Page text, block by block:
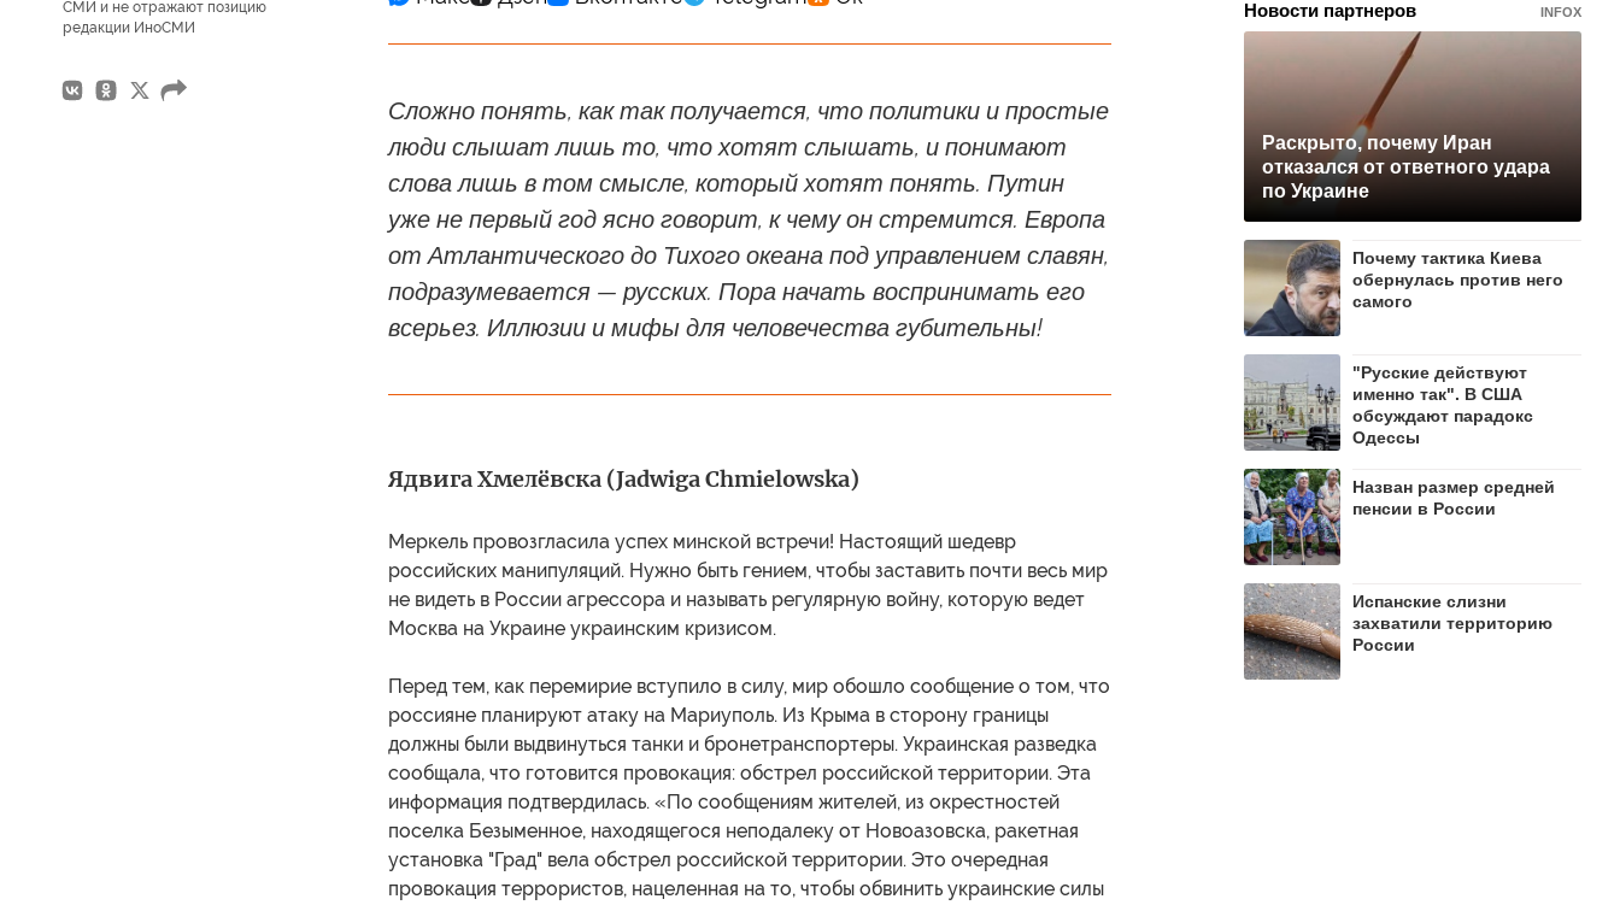
СМИ и не отражают позицию
редакции ИноСМИ
Сложно понять, как так получается, что политики и простые
люди слышат лишь то, что хотят слышать, и понимают
слова лишь в том смысле, который хотят понять. Путин
уже не первый год ясно говорит, к чему он стремится. Европа
от Атлантического до Тихого океана под управлением славян,
подразумевается — русских. Пора начать воспринимать его
всерьез. Иллюзии и мифы для человечества губительны!
Ядвига Хмелёвска (Jadwiga Chmielowska)
Меркель провозгласила успех минской встречи! Настоящий шедевр
российских манипуляций. Нужно быть гением, чтобы заставить почти весь мир
не видеть в России агрессора и называть регулярную войну, которую ведет
Москва на Украине украинским кризисом.
Перед тем, как перемирие вступило в силу, мир обошло сообщение о том, что
россияне планируют атаку на Мариуполь. Из Крыма в сторону границы
должны были выдвинуться танки и бронетранспортеры. Украинская разведка
сообщала, что готовится провокация: обстрел российской территории. Эта
информация подтвердилась. «По сообщениям жителей, из окрестностей
поселка Безыменное, находящегося неподалеку от Новоазовска, ракетная
установка "Град" вела обстрел российской территории. Это очередная
провокация террористов, нацеленная на то, чтобы обвинить украинские силы
Новости партнеров INFOX
Раскрыто, почему Иран
отказался от ответного удара
по Украине
Почему тактика Киева
обернулась против него
самого
"Русские действуют
именно так". В США
обсуждают парадокс
Одессы
Назван размер средней
пенсии в России
Испанские слизни
захватили территорию
России